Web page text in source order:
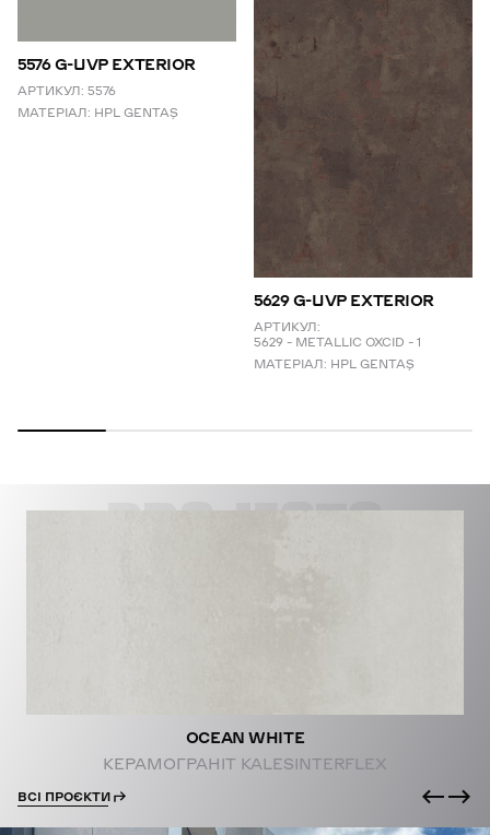
5576 G-UVP EXTERIOR
АРТИКУЛ: 5576
МАТЕРІАЛ: HPL GENTAŞ
5629 G-UVP EXTERIOR
АРТИКУЛ:
5629 – METALLIC OXCID – 1
МАТЕРІАЛ: HPL GENTAŞ
PROJECTS
OCEAN WHITE
КЕРАМОГРАНІТ KALESINTERFLEX
ВСІ ПРОЄКТИ